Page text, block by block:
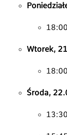
18:
Wtorek,
18:
Środa,
13: